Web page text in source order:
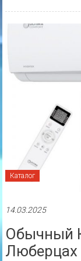
Каталог
14.03.2025
Обычный
Люберцах